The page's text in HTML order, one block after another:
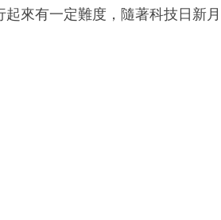
來有一定難度，隨著科技日新月